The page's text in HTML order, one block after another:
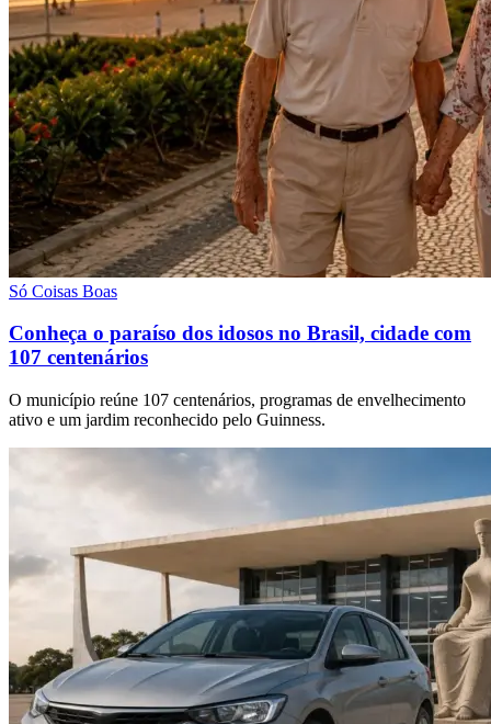
Só Coisas Boas
Conheça o paraíso dos idosos no Brasil, cidade com
107 centenários
O município reúne 107 centenários, programas de envelhecimento
ativo e um jardim reconhecido pelo Guinness.